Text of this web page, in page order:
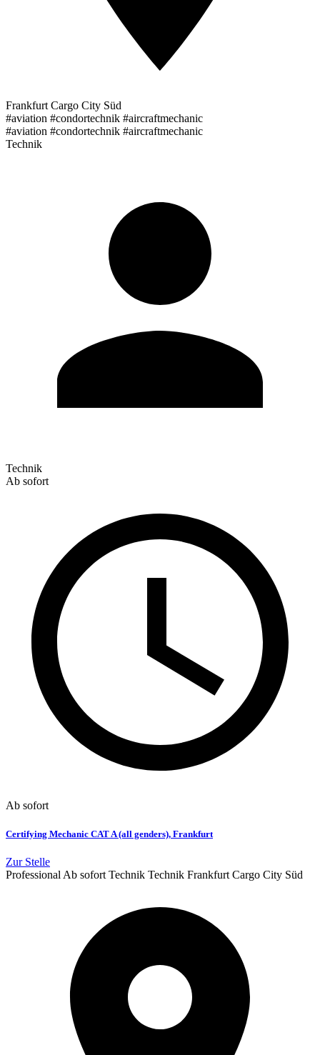
Frankfurt Cargo City Süd
#aviation #condortechnik #aircraftmechanic
#aviation #condortechnik #aircraftmechanic
Technik
Technik
Ab sofort
Ab sofort
Certifying Mechanic CAT A (all genders), Frankfurt
Zur Stelle
Professional Ab sofort Technik Technik Frankfurt Cargo City Süd